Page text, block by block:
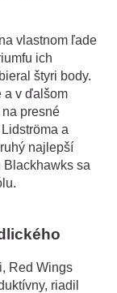
vlastnom ľade
ich
štyri body.
a v ďalšom
presné
a
najlepší
Blackhawks sa
Red Wings
riadil